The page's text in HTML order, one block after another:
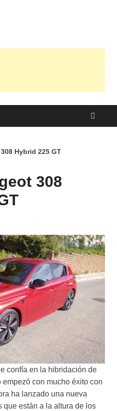
Net
Hybrid 225 GT
308
confía en la hibridación de
con mucho éxito con
ha lanzado una nueva
que están a la altura de los